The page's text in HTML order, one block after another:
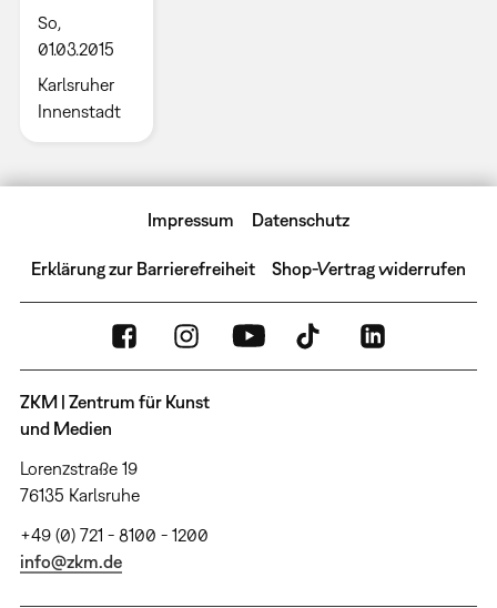
So,
01.03.2015
Karlsruher
Innenstadt
Impressum Datenschutz
Erklärung zur Barrierefreiheit Shop-Vertrag widerrufen
ZKM | Zentrum für Kunst
und Medien
Lorenzstraße 19
76135 Karlsruhe
+49 (0) 721 - 8100 - 1200
info@zkm.de